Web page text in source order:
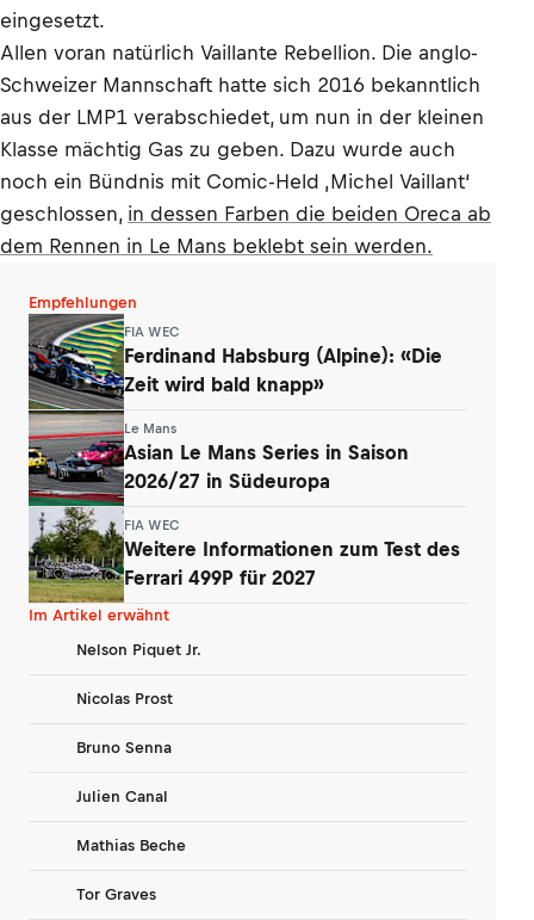
eingesetzt.
Allen voran natürlich Vaillante Rebellion. Die anglo-
Schweizer Mannschaft hatte sich 2016 bekanntlich
aus der LMP1 verabschiedet, um nun in der kleinen
Klasse mächtig Gas zu geben. Dazu wurde auch
noch ein Bündnis mit Comic-Held ‚Michel Vaillant‘
geschlossen, in dessen Farben die beiden Oreca ab
dem Rennen in Le Mans beklebt sein werden.
Empfehlungen
FIA WEC
Ferdinand Habsburg (Alpine): «Die
Zeit wird bald knapp»
Le Mans
Asian Le Mans Series in Saison
2026/27 in Südeuropa
FIA WEC
Weitere Informationen zum Test des
Ferrari 499P für 2027
Im Artikel erwähnt
Nelson Piquet Jr.
Nicolas Prost
Bruno Senna
Julien Canal
Mathias Beche
Tor Graves